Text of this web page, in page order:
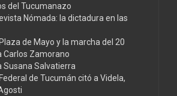
del Tucumanazo
Nómada: la dictadura en las
de Mayo y la marcha del 20
Carlos Zamorano
Susana Salvatierra
de Tucumán citó a Videla,